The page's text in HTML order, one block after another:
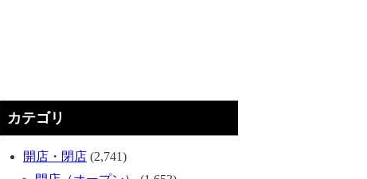
カテゴリ
開店・閉店 (2,741)